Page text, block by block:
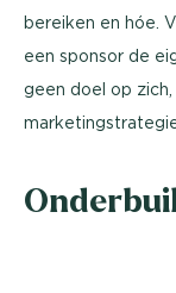
bereiken en hóe.
een sponsor de
geen doel op